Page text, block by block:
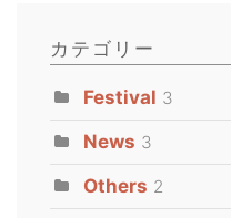
カテゴリー
Festival 3
News 3
Others 2